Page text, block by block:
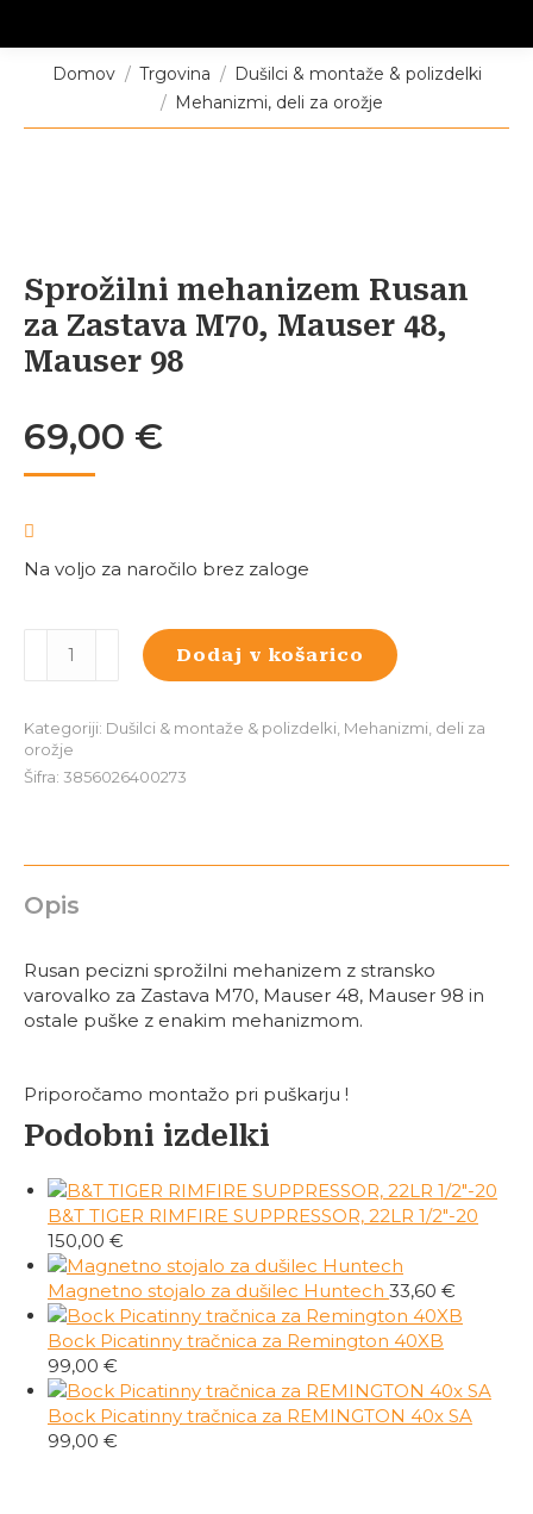
Tukaj ste:
Domov Trgovina
Dušilci & montaže & polizdelki
Mehanizmi, deli za orožje
Sprožilni mehanizem Rusan
za Zastava M70, Mauser 48,
Mauser 98
69,00 €
Na voljo za naročilo brez zaloge
mehanizem
Zastava
M70,
Mauser
98
količina
Dodaj v košarico
Kategoriji: Dušilci & montaže & polizdelki Mehanizmi, deli za
orožje
Šifra: 3856026400273
Opis
Rusan pecizni sprožilni mehanizem z stransko
varovalko za Zastava M70, Mauser 48, Mauser 98 in
ostale puške z enakim mehanizmom.
Priporočamo montažo pri puškarju !
Podobni izdelki
B&T TIGER RIMFIRE SUPPRESSOR, 22LR 1/2"-20
150,00 €
Magnetno stojalo za dušilec Huntech 33,60 €
Bock Picatinny tračnica za Remington 40XB
99,00 €
Bock Picatinny tračnica za REMINGTON 40x SA
99,00 €